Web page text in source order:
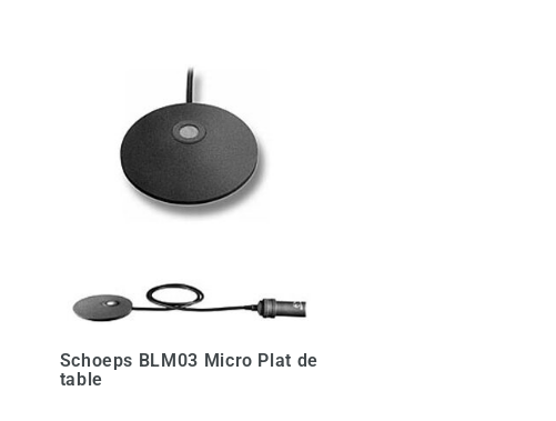
Schoeps BLM03 Micro Plat de
table